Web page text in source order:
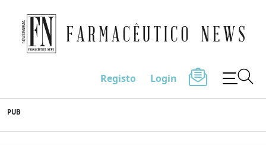
to
content
Farmacêutico News
Registo Login
PUB